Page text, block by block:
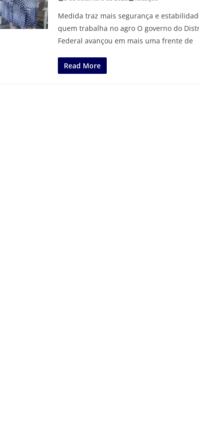
Medida traz mais segurança e
quem trabalha no agro O governo do
Federal avançou em mais uma frente de
Read More